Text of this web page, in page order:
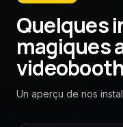
Quelques
magiques
Un aperçu de nos